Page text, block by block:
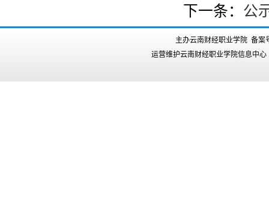
下一条： 公
主办云南财经职业学院 备案
运营维护云南财经职业学院信息中